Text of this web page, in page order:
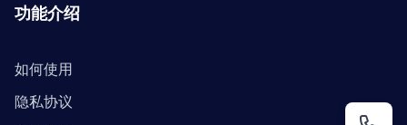
功能介绍
如何使用
隐私协议